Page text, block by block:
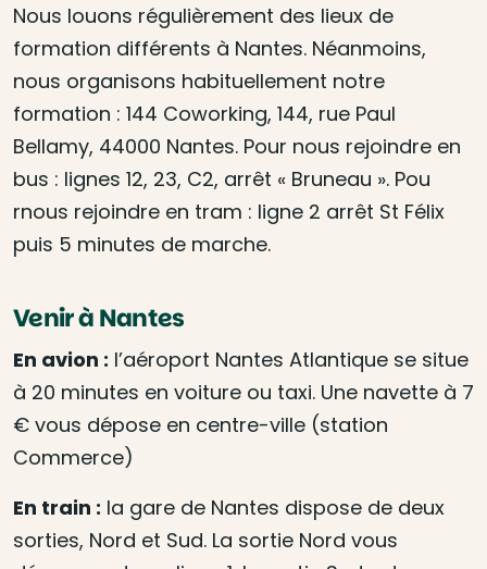
Nous louons régulièrement des lieux de
formation différents à Nantes. Néanmoins,
nous organisons habituellement notre
formation : 144 Coworking, 144, rue Paul
Bellamy, 44000 Nantes. Pour nous rejoindre en
bus : lignes 12, 23, C2, arrêt « Bruneau ». Pou
rnous rejoindre en tram : ligne 2 arrêt St Félix
puis 5 minutes de marche.
Venir à Nantes
En avion : l’aéroport Nantes Atlantique se situe
à 20 minutes en voiture ou taxi. Une navette à 7
€ vous dépose en centre-ville (station
Commerce)
En train : la gare de Nantes dispose de deux
sorties, Nord et Sud. La sortie Nord vous